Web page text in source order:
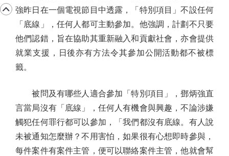
強昨日在一個電視節目中透露，「特別項目」不設任何
「底線」，任何人都可主動參加。他強調，計劃不只要
他們認錯，旨在協助其重新融入和貢獻社會，亦會提供
就業支援，日後亦有方法令其參加公開活動都不被標
籤。
被問及有哪些人適合參加「特別項目」，鄧炳強直
言當局沒有「底線」，任何人有機會與興趣，不論涉嫌
觸犯任何罪行都可以參加，「我們都沒有底線。有人說
未被通知怎麼辦？不用害怕，如果很有心想即時參與，
每件案件有案件主管，便可以聯絡案件主管，他就會幫